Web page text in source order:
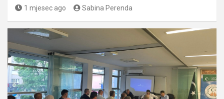
1 mjesec ago Sabina Perenda